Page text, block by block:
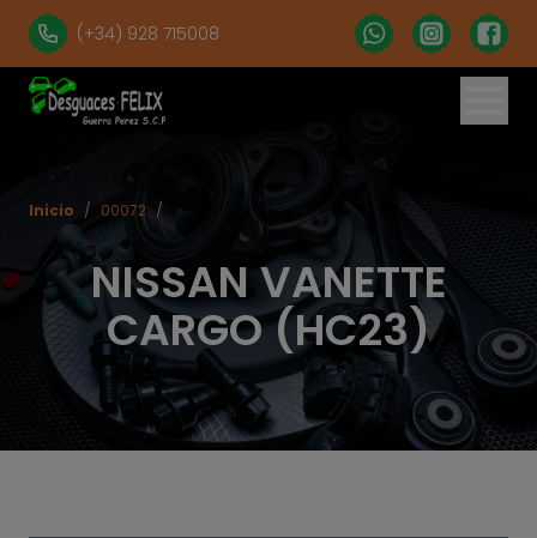
(+34) 928 715008
NISSAN VANETTE
CARGO (HC23)
Inicio / 00072 /